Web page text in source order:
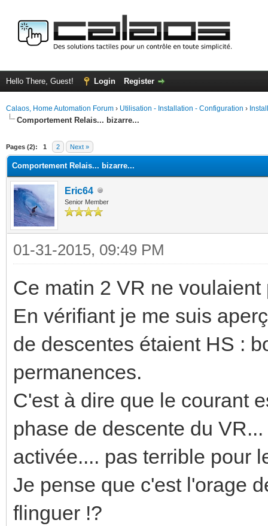
Hello There, Guest! Login Register
Calaos, Home Automation Forum › Utilisation - Installation - Configuration ›
Comportement Relais... bizarre...
Pages (2): 1 2 Next »
Comportement Relais... bizarre...
Eric64
Senior Member
01-31-2015, 09:49 PM
Ce matin 2 VR ne voulaient
En vérifiant je me suis
de descentes étaient HS :
permanences.
C'est à dire que le courant
phase de descente du
activée.... pas terrible pour
Je pense que c'est l'orage
flinguer !?